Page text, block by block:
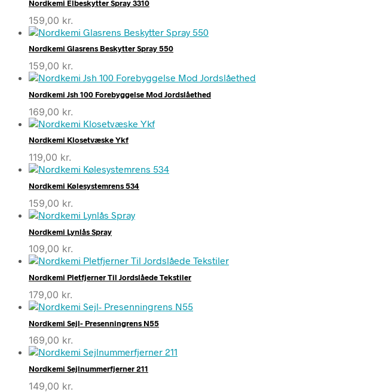
Nordkemi Elbeskytter Spray 3310
159,00 kr.
Nordkemi Glasrens Beskytter Spray 550
159,00 kr.
Nordkemi Jsh 100 Forebyggelse Mod Jordslåethed
169,00 kr.
Nordkemi Klosetvæske Ykf
119,00 kr.
Nordkemi Kølesystemrens 534
159,00 kr.
Nordkemi Lynlås Spray
109,00 kr.
Nordkemi Pletfjerner Til Jordslåede Tekstiler
179,00 kr.
Nordkemi Sejl- Presenningrens N55
169,00 kr.
Nordkemi Sejlnummerfjerner 211
149,00 kr.